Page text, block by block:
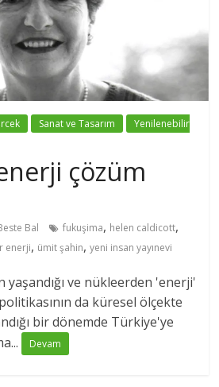
Sanat ve Tasarım
Yenilenebilir
çözüm
Bal fukuşima, helen caldicott,
enerji, ümit şahin,yeni insan yayınevi
ve nükleerden 'enerji'
da küresel ölçekte
bir dönemde Türkiye'ye
Devam